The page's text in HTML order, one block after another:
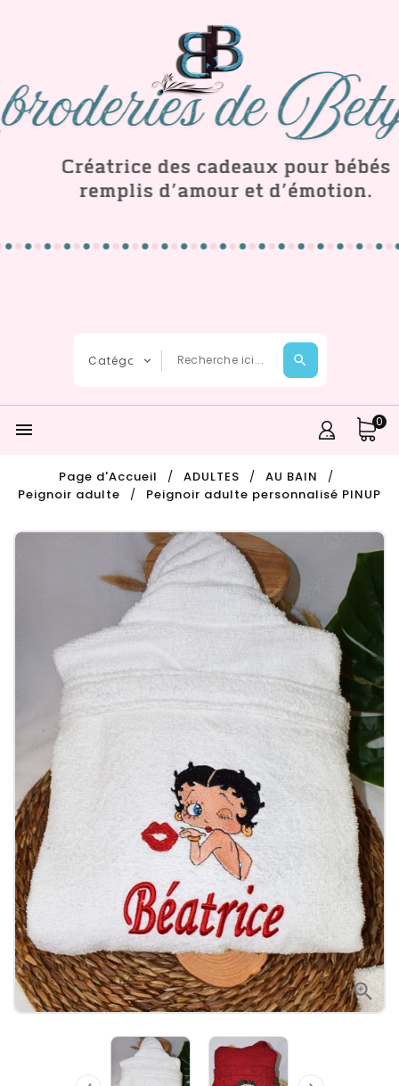
 0
Page d'Accueil ADULTES
AU BAIN
Peignoir adulte
Peignoir adulte personnalisé PINUP
